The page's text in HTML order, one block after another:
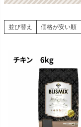
並び替え 価格が安い順